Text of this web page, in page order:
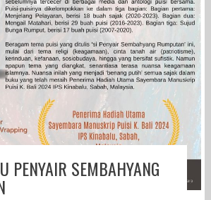
PENYAIR SEMBAHYANG